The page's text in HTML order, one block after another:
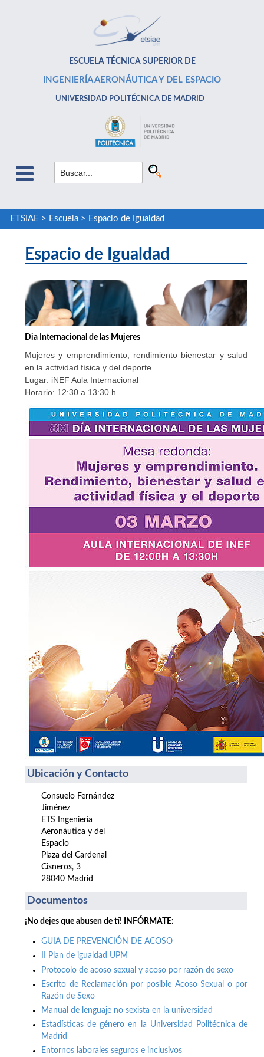
ESCUELA TÉCNICA SUPERIOR DE
INGENIERÍA AERONÁUTICA Y DEL ESPACIO
UNIVERSIDAD POLITÉCNICA DE MADRID
ETSIAE > Escuela> Espacio de Igualdad
Espacio de Igualdad
Dia Internacional de las Mujeres
Mujeres y emprendimiento, rendimiento bienestar y salud
en la actividad física y del deporte.
Lugar: iNEF Aula Internacional
Horario: 12:30 a 13:30 h.
Ubicación y Contacto
Consuelo Fernández
Jiménez
ETS Ingeniería
Aeronáutica y del
Espacio
Plaza del Cardenal
Cisneros, 3
28040 Madrid
Documentos
¡No dejes que abusen de tí! INFÓRMATE:
GUIA DE PREVENCIÓN DE ACOSO
II Plan de igualdad UPM
Protocolo de acoso sexual y acoso por razón de sexo
Escrito de Reclamación por posible Acoso Sexual o por
Razón de Sexo
Manual de lenguaje no sexista en la universidad
Estadísticas de género en la Universidad Politécnica de
Madrid
Entornos laborales seguros e inclusivos